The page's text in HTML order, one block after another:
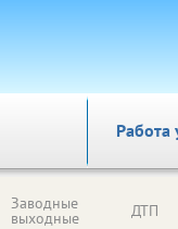
Работа
Заводные
выходные ДТП